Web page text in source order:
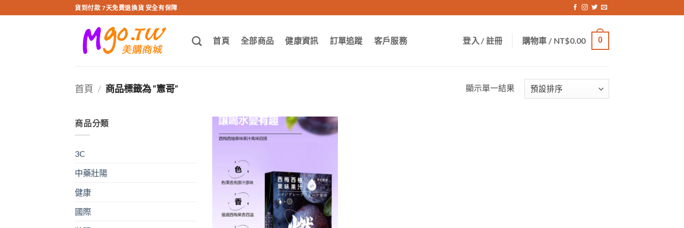
轉
貨到付款 7天免費退換貨 安全有保障
首頁 全部商品 健康資訊 訂單追蹤 客戶服務 登入 / 註冊 購物車 / NT$0.00 0
首頁 / 商品標籤為 “憲哥” 顯示單一結果
商品分類
3C
中藥壯陽
健康
國際